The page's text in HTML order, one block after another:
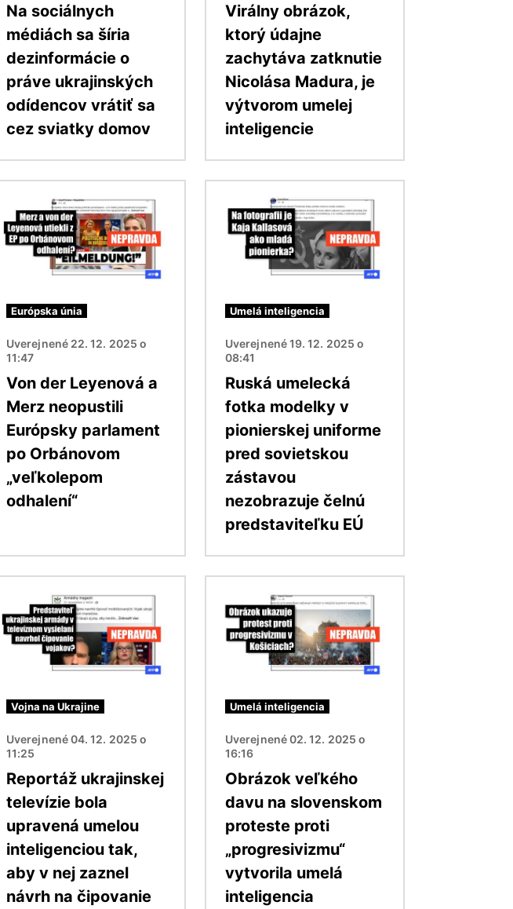
Na sociálnych
médiách sa šíria
dezinformácie o
práve ukrajinských
odídencov vrátiť sa
cez sviatky domov
Virálny obrázok,
ktorý údajne
zachytáva zatknutie
Nicolása Madura, je
výtvorom umelej
inteligencie
Európska únia
Uverejnené 22. 12. 2025 o
11:47
Von der Leyenová a
Merz neopustili
Európsky parlament
po Orbánovom
„veľkolepom
odhalení“
Umelá inteligencia
Uverejnené 19. 12. 2025 o
08:41
Ruská umelecká
fotka modelky v
pionierskej uniforme
pred sovietskou
zástavou
nezobrazuje čelnú
predstaviteľku EÚ
Vojna na Ukrajine
Uverejnené 04. 12. 2025 o
11:25
Reportáž ukrajinskej
televízie bola
upravená umelou
inteligenciou tak,
aby v nej zaznel
návrh na čipovanie
Umelá inteligencia
Uverejnené 02. 12. 2025 o
16:16
Obrázok veľkého
davu na slovenskom
proteste proti
„progresivizmu“
vytvorila umelá
inteligencia